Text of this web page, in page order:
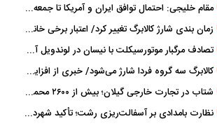
مقام خلیجی: احتمال توافق ایران و آمریکا تا جمعه 50 درصد است
زمان ‌بندی شارژ کالابرگ تغییر کرد/ اعتبار برخی خانوارها ماه بعد واریز می‌شود
تصادف مرگبار موتورسیکلت با نیسان در لوندویل آستارا/ انتقال مصدوم با اورژانس هوایی به رشت
کالابرگ سه گروه فردا شارژ می‌شود/ خبری از افزایش اعتبار نیست
شتاب در تجارت خارجی گیلان؛ بیش از ۲۶۰۰ محموله زیر ذره‌بین استاندارد
نظارت بامدادی بر آسفالت‌ریزی رشت؛ تأکید شهردار و بازرس کل بر کیفیت اجرای پروژه‌ها